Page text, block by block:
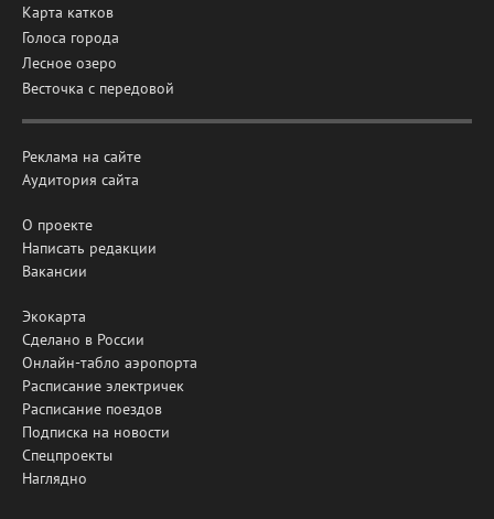
Карта катков
Голоса города
Лесное озеро
Весточка с передовой
Реклама на сайте
Аудитория сайта
О проекте
Написать редакции
Вакансии
Экокарта
Сделано в России
Онлайн-табло аэропорта
Расписание электричек
Расписание поездов
Подписка на новости
Спецпроекты
Наглядно